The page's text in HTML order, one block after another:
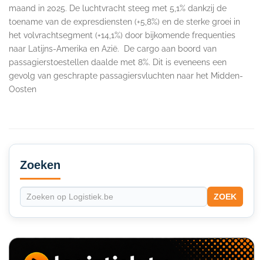
maand in 2025. De luchtvracht steeg met 5,1% dankzij de
toename van de expresdiensten (+5,8%) en de sterke groei in
het volvrachtsegment (+14,1%) door bijkomende frequenties
naar Latijns-Amerika en Azië. ​ De cargo aan boord van
passagierstoestellen daalde met 8%. Dit is eveneens een
gevolg van geschrapte passagiersvluchten naar het Midden-
Oosten
Secondary
Sidebar
Zoeken
ZOEK